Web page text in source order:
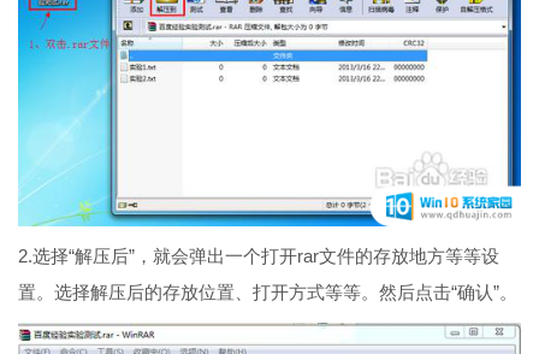
2.选择“解压后”，就会弹出一个打开rar文件的存放地方等等设
置。选择解压后的存放位置、打开方式等等。然后点击“确认”。